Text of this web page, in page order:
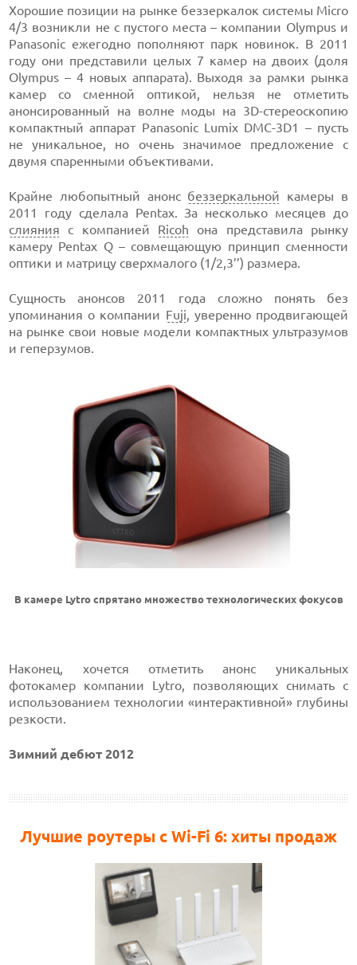
Хорошие позиции на рынке беззеркалок системы Micro
4/3 возникли не с пустого места – компании Olympus и
Panasonic ежегодно пополняют парк новинок. В 2011
году они представили целых 7 камер на двоих (доля
Olympus – 4 новых аппарата). Выходя за рамки рынка
камер со сменной оптикой, нельзя не отметить
анонсированный на волне моды на 3D-стереоскопию
компактный аппарат Panasonic Lumix DMC-3D1 – пусть
не уникальное, но очень значимое предложение с
двумя спаренными объективами.
Крайне любопытный анонс беззеркальной камеры в
2011 году сделала Pentax. За несколько месяцев до
слияния с компанией Ricoh она представила рынку
камеру Pentax Q – совмещающую принцип сменности
оптики и матрицу сверхмалого (1/2,3’’) размера.
Сущность анонсов 2011 года сложно понять без
упоминания о компании Fuji, уверенно продвигающей
на рынке свои новые модели компактных ультразумов
и геперзумов.
В камере Lytro спрятано множество технологических фокусов
Наконец, хочется отметить анонс уникальных
фотокамер компании Lytro, позволяющих снимать с
использованием технологии «интерактивной» глубины
резкости.
Зимний дебют 2012
Лучшие роутеры с Wi-Fi 6: хиты продаж